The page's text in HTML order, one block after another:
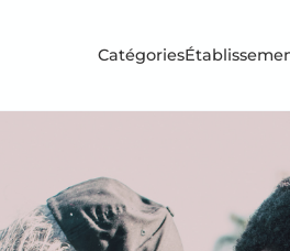
Catégories